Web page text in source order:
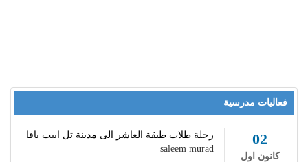
فعاليات مدرسية
02
كانون اول
رحلة طلاب طبقة العاشر الى مدينة تل ابيب يافا
saleem murad